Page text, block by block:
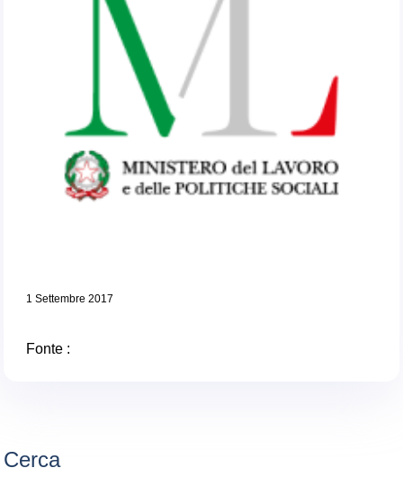
1 Settembre 2017
Fonte :
Cerca